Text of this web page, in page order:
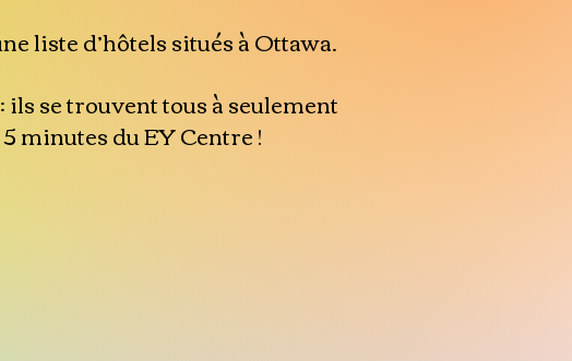
liste d’hôtels situés à Ottawa.
ils se trouvent tous à seulement
5 minutes du EY Centre !